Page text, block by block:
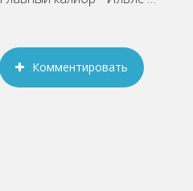
Комментировать